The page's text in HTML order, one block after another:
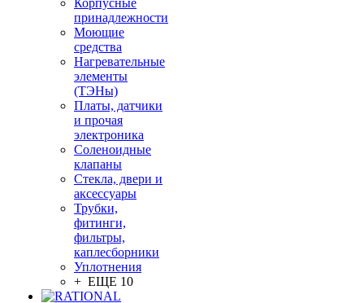
Корпусные
принадлежности
Моющие
средства
Нагревательные
элементы
(ТЭНы)
Платы, датчики
и прочая
электроника
Соленоидные
клапаны
Стекла, двери и
аксессуары
Трубки,
фитинги,
фильтры,
каплесборники
Уплотнения
+ ЕЩЕ 10